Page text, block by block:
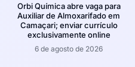
Orbi Química abre vaga para
Auxiliar de Almoxarifado em
Camaçari; enviar currículo
exclusivamente online
6 de agosto de 2026